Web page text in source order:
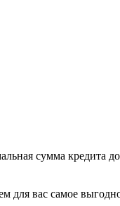
сумма кредита
вас самое